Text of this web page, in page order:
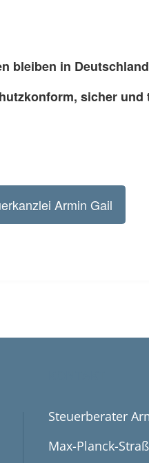
bleiben in
sicher und
Armin Gail
Steuerberater
Max-Planck-